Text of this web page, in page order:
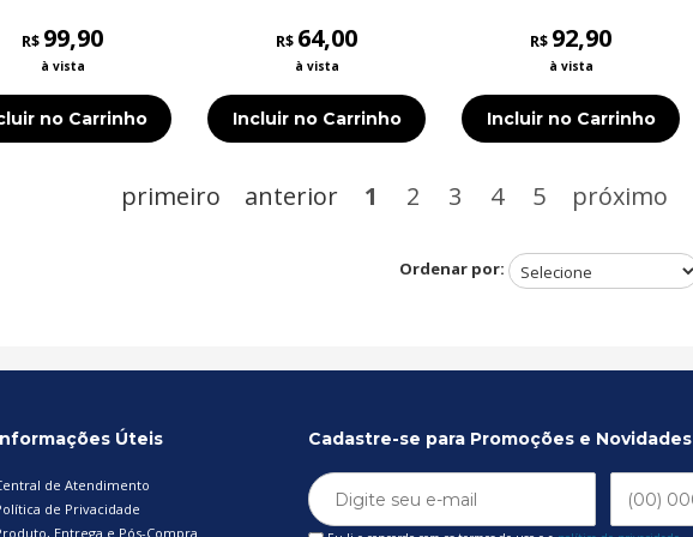
R$ 99,90
à vista
no Carrinho
R$ 64,00
à vista
Incluir no Carrinho
Pandemia
R$ 92,90
à vista
Incluir no Carrinho
primeiro anterior 1 2 3 4 5 próximo
Ordenar por:
Úteis
de Atendimento
de Privacidade
Entrega e Pós-Compra
Cadastre-se para Promoções e Novidades